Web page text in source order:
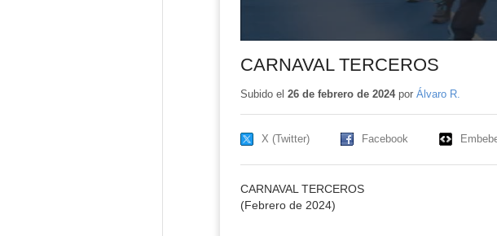
CARNAVAL TERCEROS
Subido el 26 de febrero de 2024por Álvaro R.
X (Twitter) Facebook
CARNAVAL TERCEROS
(Febrero de 2024)